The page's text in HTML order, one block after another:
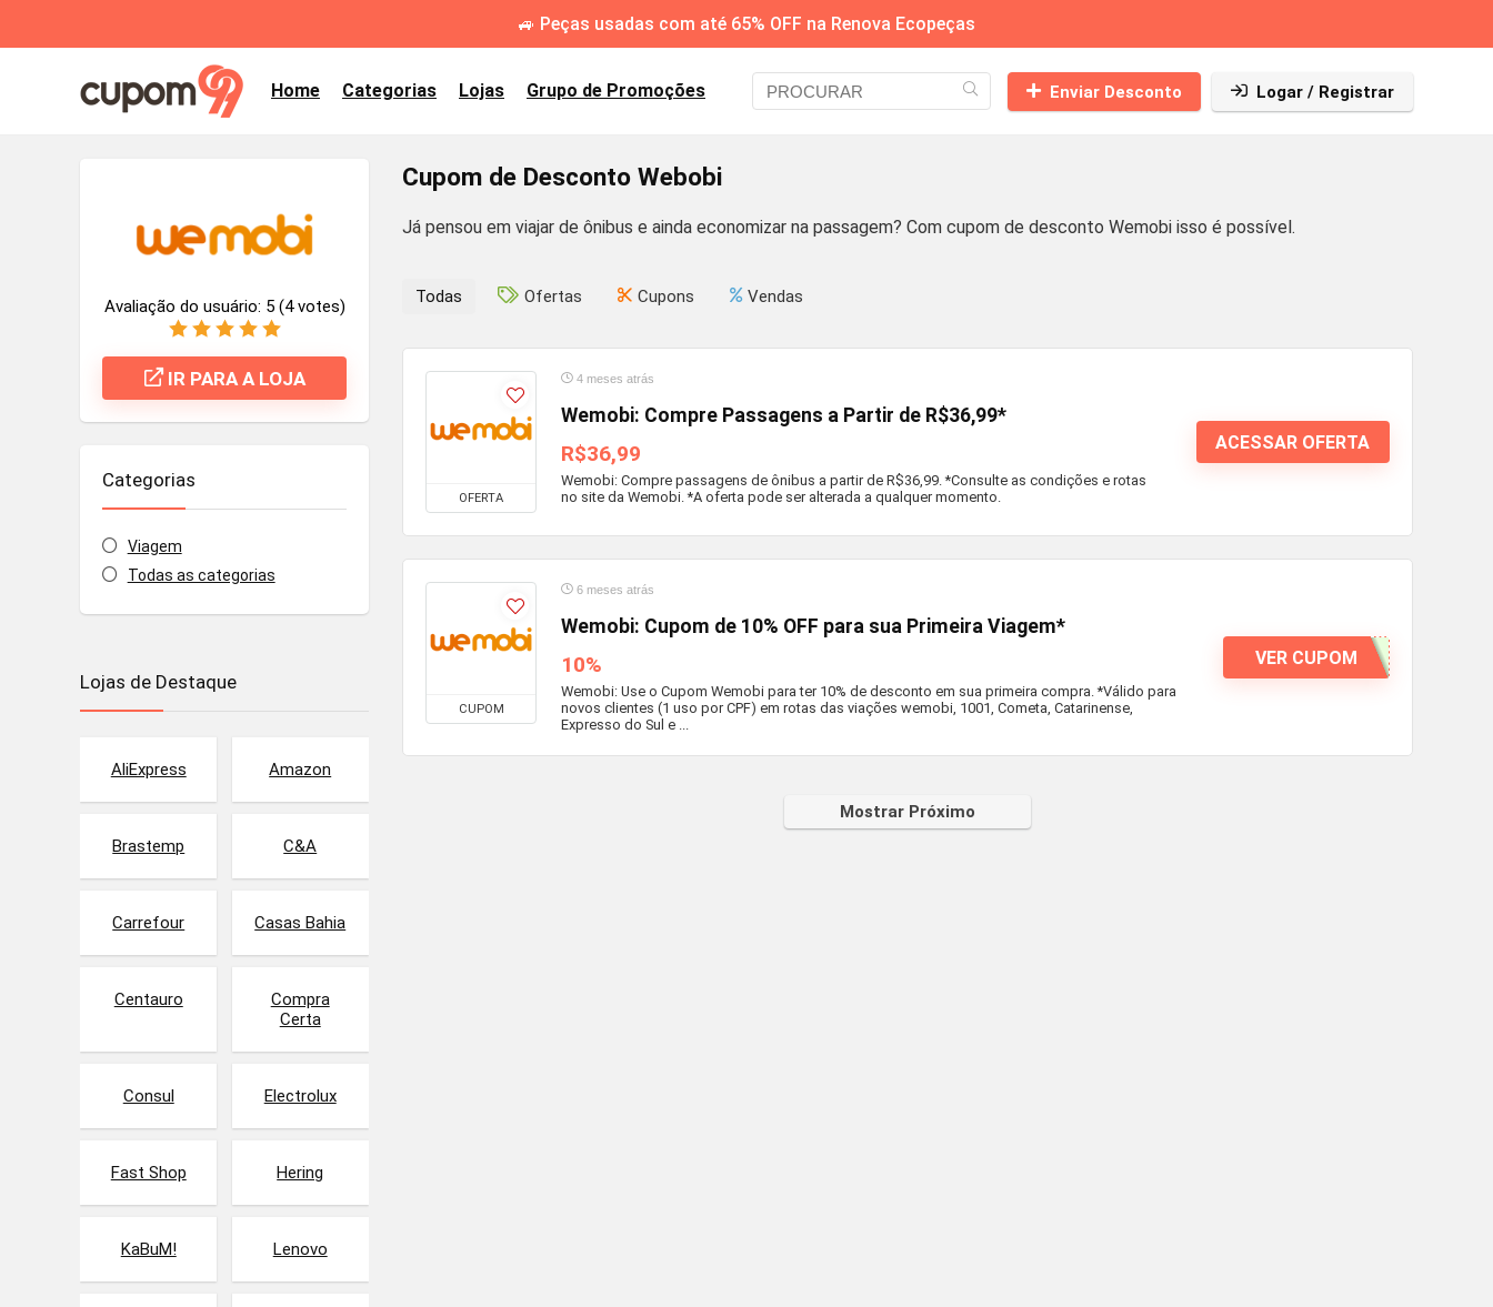
🚙 Peças usadas com até 65% OFF na Renova Ecopeças
Home Categorias Lojas Grupo de Promoções Enviar Desconto Logar / Registrar
Cupom de Desconto Webobi
Já pensou em viajar de ônibus e ainda economizar na passagem? Com cupom de desconto Wemobi isso é possível.
Avaliação do usuário: 5 (4votes)
IR PARA A LOJA
Categorias
Viagem
Todas as categorias
Todas Ofertas Cupons Vendas
OFERTA
4 meses atrás
Wemobi: Compre Passagens a Partir de R$36,99*
R$36,99
Wemobi: Compre passagens de ônibus a partir de R$36,99. *Consulte as condições e rotas
no site da Wemobi. *A oferta pode ser alterada a qualquer momento.
ACESSAR OFERTA
CUPOM
6 meses atrás
Wemobi: Cupom de 10% OFF para sua Primeira Viagem*
10%
Wemobi: Use o Cupom Wemobi para ter 10% de desconto em sua primeira compra. *Válido para
novos clientes (1 uso por CPF) em rotas das viações wemobi, 1001, Cometa, Catarinense,
Expresso do Sul e ...
VER CUPOM
Mostrar Próximo
Lojas de Destaque
AliExpress Amazon
Brastemp C&A
Carrefour Casas Bahia
Centauro
Compra
Certa
Consul Electrolux
Fast Shop Hering
KaBuM! Lenovo